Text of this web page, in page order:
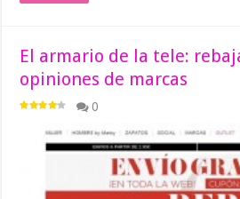
El armario de la tele:
opiniones de marcas
0